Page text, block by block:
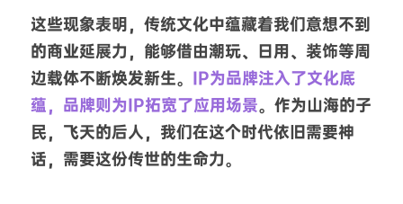
这些现象表明，传统文化中蕴藏着我们意想不到
的商业延展力，能够借由潮玩、日用、装饰等周
边载体不断焕发新生。 IP为品牌注入了文化底
蕴，品牌则为IP拓宽了应用场景。作为山海的子
民，飞天的后人，我们在这个时代依旧需要神
话，需要这份传世的生命力。